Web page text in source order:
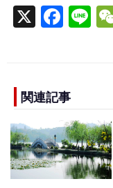
X F
a
e
b
o
o
k
Li
n
関連記事